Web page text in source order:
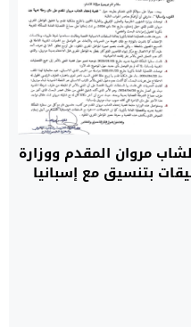
مروان المقدم ووزارة
بتنسيق مع إسبانيا